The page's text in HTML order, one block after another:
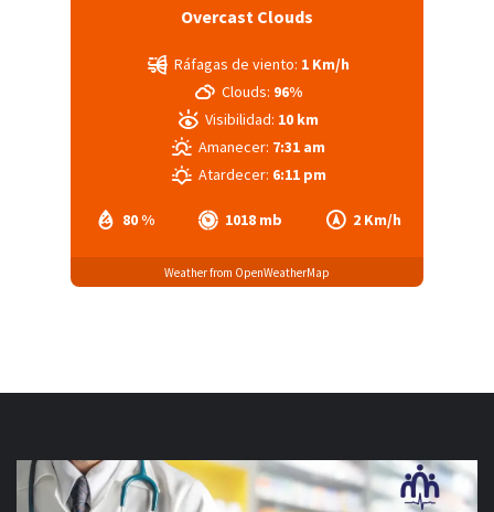
Overcast Clouds
80 % 1018 mb 2 Km/h
Ráfagas de viento: 1 Km/h
Clouds: 96%
Visibilidad: 10 km
Amanecer: 7:31 am
Atardecer: 6:11 pm
Weather from OpenWeatherMap